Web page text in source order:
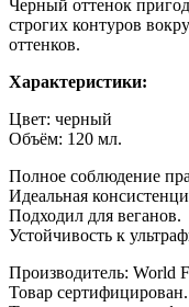
Черный оттенок
строгих контуров
оттенков.
Характеристики:
Цвет: черный
Объём: 120 мл.
Полное соблюдение
Идеальная
Подходил для веганов.
Устойчивость к
Производитель: World
Товар сертифицирован.